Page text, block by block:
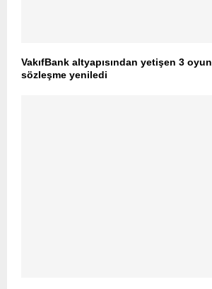
VakıfBank altyapısından yetişen 3
sözleşme yeniledi